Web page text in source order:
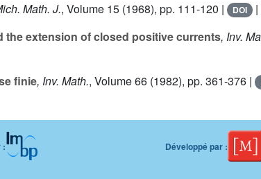
Math. J., Volume 15 (1968), pp. 111-120 | DOI |
extension of closed positive currents, Inv.
finie, Inv. Math., Volume 66 (1982), pp. 361-376 |
: Développé par :